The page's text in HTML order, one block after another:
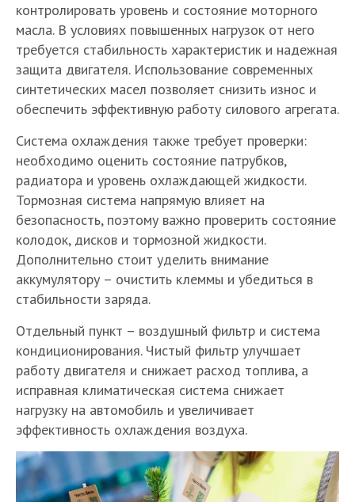
контролировать уровень и состояние моторного
масла. В условиях повышенных нагрузок от него
требуется стабильность характеристик и надежная
защита двигателя. Использование современных
синтетических масел позволяет снизить износ и
обеспечить эффективную работу силового агрегата.
Система охлаждения также требует проверки:
необходимо оценить состояние патрубков,
радиатора и уровень охлаждающей жидкости.
Тормозная система напрямую влияет на
безопасность, поэтому важно проверить состояние
колодок, дисков и тормозной жидкости.
Дополнительно стоит уделить внимание
аккумулятору – очистить клеммы и убедиться в
стабильности заряда.
Отдельный пункт – воздушный фильтр и система
кондиционирования. Чистый фильтр улучшает
работу двигателя и снижает расход топлива, а
исправная климатическая система снижает
нагрузку на автомобиль и увеличивает
эффективность охлаждения воздуха.